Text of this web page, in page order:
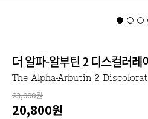
더 알파-알부틴 2 디스컬러
The Alpha-Arbutin 2
23,000원
20,800원